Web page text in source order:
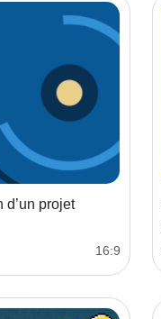
projet
16:9